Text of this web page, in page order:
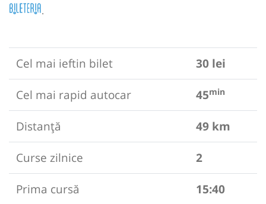
.
Cel mai ieftin bilet
30 lei
Cel mai rapid autocar
45min
Distanță
49 km
Curse zilnice
2
Prima cursă
15:40